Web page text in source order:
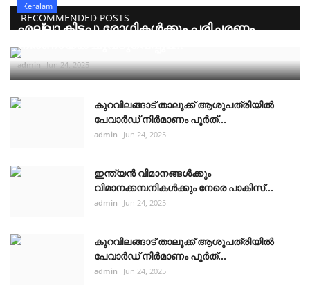
RECOMMENDED POSTS
Keralam
എല്ലാ കിടപ്പു രോഗികൾക്കും പരിചരണം
നിർണായക ചുവടുവെപ്പുമ...
admin Jun 24, 2025
കുറവിലങ്ങാട് താലൂക്ക് ആശുപത്രിയിൽ
പേവാർഡ് നിർമാണം പൂർത്...
admin Jun 24, 2025
ഇന്ത്യൻ വിമാനങ്ങൾക്കും
വിമാനക്കമ്പനികൾക്കും നേരെ പാകിസ്...
admin Jun 24, 2025
കുറവിലങ്ങാട് താലൂക്ക് ആശുപത്രിയിൽ
പേവാർഡ് നിർമാണം പൂർത്...
admin Jun 24, 2025